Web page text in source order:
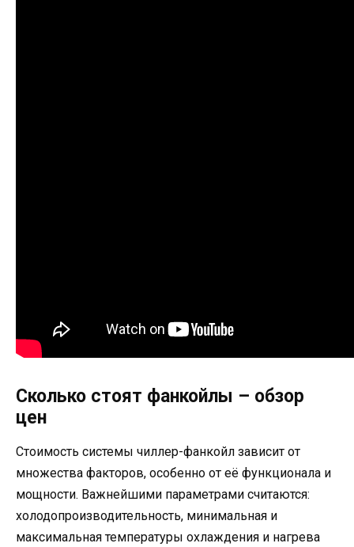
Сколько стоят фанкойлы – обзор
цен
Стоимость системы чиллер-фанкойл зависит от
множества факторов, особенно от её функционала и
мощности. Важнейшими параметрами считаются:
холодопроизводительность, минимальная и
максимальная температуры охлаждения и нагрева